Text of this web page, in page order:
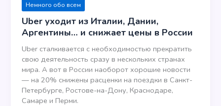
Немного обо всем
Uber уходит из Италии, Дании,
Аргентины… и снижает цены в России
Uber сталкивается с необходимостью прекратить
свою деятельность сразу в нескольких странах
мира. А вот в России наоборот хорошие новости
— на 20% снижены расценки на поездки в Санкт-
Петербурге, Ростове-на-Дону, Краснодаре,
Самаре и Перми.